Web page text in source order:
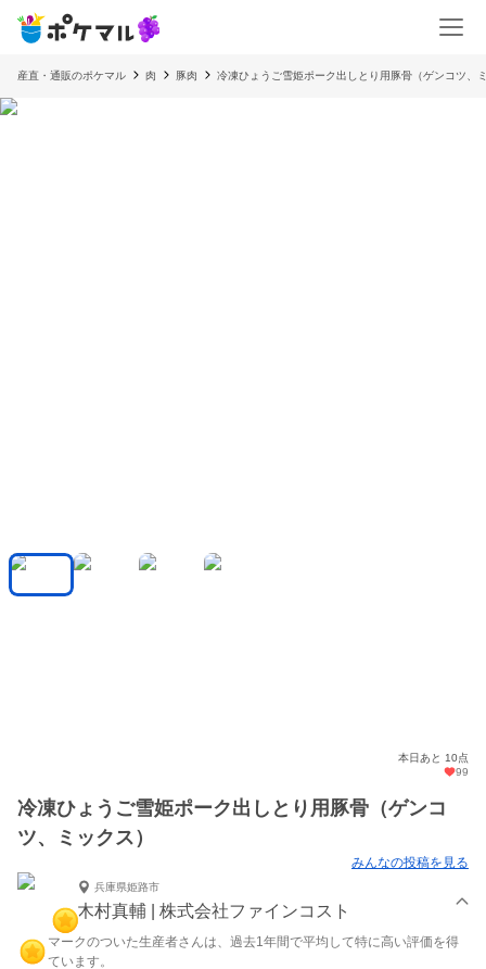
産直・通販のポケマル 肉 豚肉 冷凍ひょうご雪姫ポーク出しとり用豚骨（ゲンコツ、
本日あと 10点
99
冷凍ひょうご雪姫ポーク出しとり用豚骨（ゲンコ
ツ、ミックス）
みんなの投稿を見る
兵庫県姫路市
木村真輔 | 株式会社ファインコスト
マークのついた生産者さんは、過去1年間で平均して特に高い評価を得
ています。